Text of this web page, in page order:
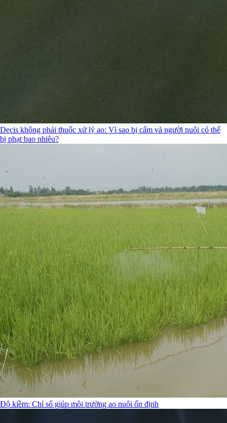
Decis không phải thuốc xử lý ao: Vì sao bị cấm và người nuôi có thể
bị phạt bao nhiêu?
Độ kiềm: Chỉ số giúp môi trường ao nuôi ổn định